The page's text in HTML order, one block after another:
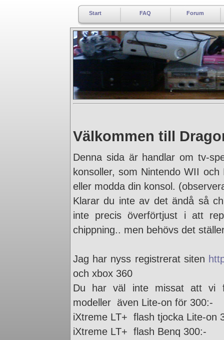
Start FAQ Forum
Välkommen till
Denna sida är handlar om tv-
konsoller, som Nintendo WII
eller modda din konsol.
Klarar du inte av det ändå så
inte precis överförtjust i att
chippning.. men behövs det
Jag har nyss registrerat siten
och xbox 360
Du har väl inte missat att vi
modeller även Lite-on för 300:-
iXtreme LT+ flash tjocka Lite-on
iXtreme LT+ flash Benq 300:-